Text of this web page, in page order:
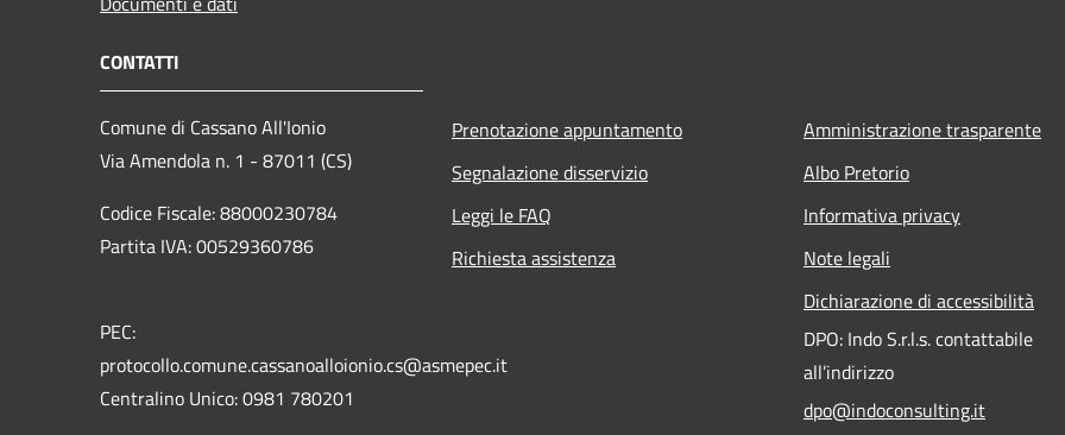
CONTATTI
Comune di Cassano All'Ionio
Via Amendola n. 1 - 87011 (CS)
Codice Fiscale: 88000230784
Partita IVA: 00529360786
PEC:
protocollo.comune.cassanoalloionio.cs@asmepec.it
Centralino Unico: 0981 780201
Prenotazione appuntamento
Segnalazione disservizio
Leggi le FAQ
Richiesta assistenza
Amministrazione trasparente
Albo Pretorio
Informativa privacy
Note legali
Dichiarazione di accessibilità
DPO: Indo S.r.l.s. contattabile
all’indirizzo
dpo@indoconsulting.it